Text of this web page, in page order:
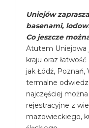
Uniejów
basenami,
Co jeszcze
Atutem Uniejowa
kraju oraz
jak Łódź, Poznań,
termalne
najczęściej
rejestracyjne z
mazowieckiego,